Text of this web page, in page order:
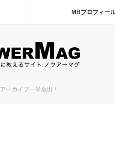
MBプロフィー
ーカイブ一挙放出！